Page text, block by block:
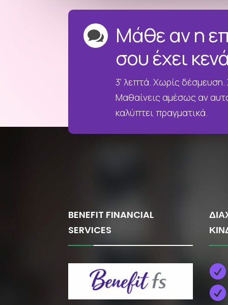

Μάθε αν η
σου έχει
3' λεπτά. Χωρίς δέσμευση.
Μαθαίνεις αμέσως αν
καλύπτει πραγματικά.
BENEFIT FINANCIAL
SERVICES

